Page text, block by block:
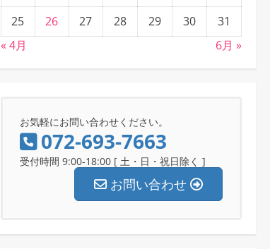
25
26 27 28 29 30
31
« 4月
6月 »
お気軽にお問い合わせください。
072-693-7663
受付時間 9:00-18:00 [ 土・日・祝日除く ]
お問い合わせ